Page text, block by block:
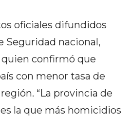
oficiales difundidos
Seguridad nacional,
confirmó que
con menor tasa de
“La provincia de
la que más homicidios